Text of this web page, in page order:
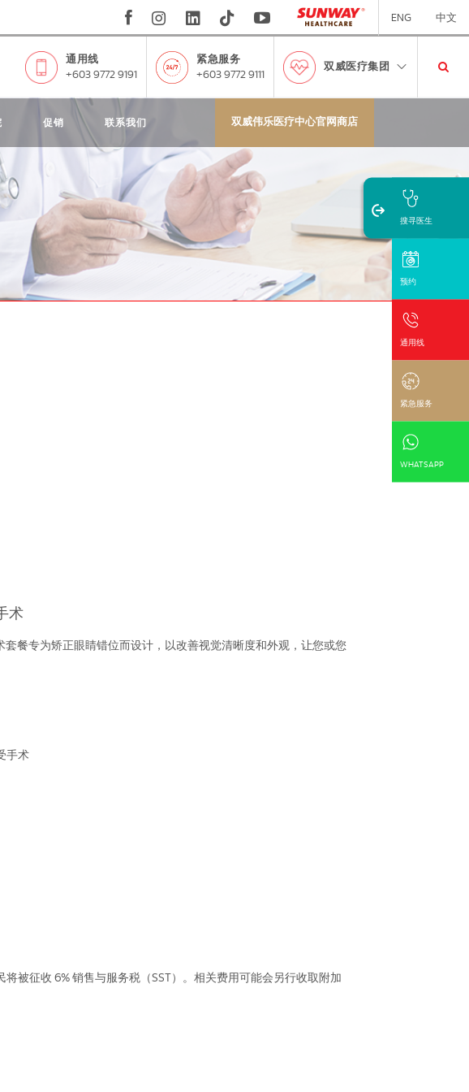
ENG 中文
通用线
+603 9772 9191
紧急服务
+603 9772 9111
双威医疗集团
促销 联系我们 双威伟乐医疗中心官网商店
搜寻医生
预约
通用线
紧急服务
WHATSAPP
术
餐专为矫正眼睛错位而设计，以改善视觉清晰度和外观，让您或您
手术
被征收 6% 销售与服务税（SST）。相关费用可能会另行收取附加